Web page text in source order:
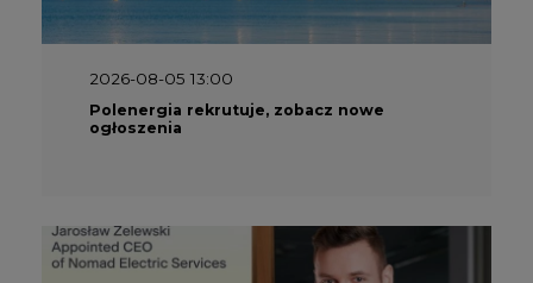
2026-08-05 13:00
Polenergia rekrutuje, zobacz nowe
ogłoszenia